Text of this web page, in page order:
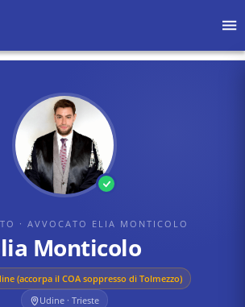
· AVVOCATO ELIA MONTICOLO
Monticolo
(accorpa il COA soppresso di Tolmezzo)
Udine · Trieste